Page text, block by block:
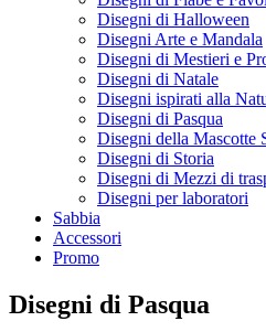
Disegni di Halloween
Disegni Arte e Mandala
Disegni di Mestieri e
Disegni di Natale
Disegni ispirati alla
Disegni di Pasqua
Disegni della Mascotte
Disegni di Storia
Disegni di Mezzi di
Disegni per laboratori
Sabbia
Accessori
Promo
Disegni di Pasqua